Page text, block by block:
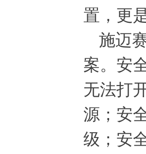
置，更
施迈
案。安
无法打
源；安
级；安